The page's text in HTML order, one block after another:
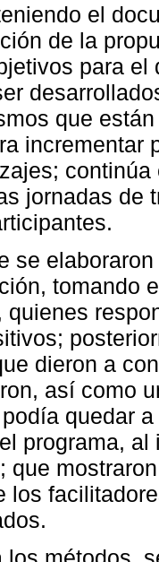
el
de la
para
que
incrementar
jornadas de
se
tomando
quienes
dieron a
así como
quedar
programa,
que
los